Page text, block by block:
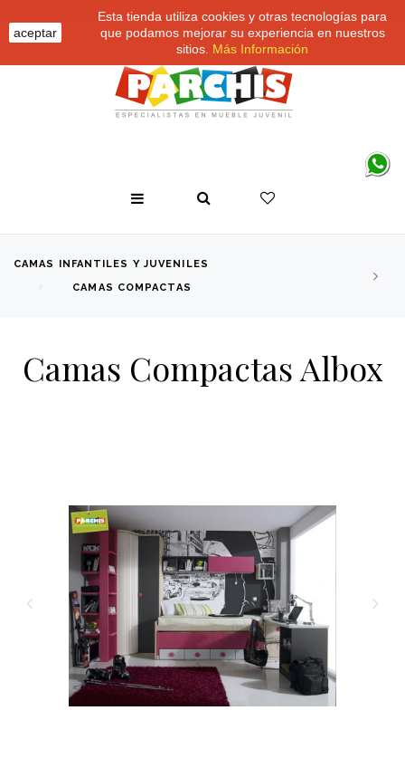
aceptar
Esta tienda utiliza cookies y otras tecnologías para
que podamos mejorar su experiencia en nuestros
sitios. Más Información
CAMAS INFANTILES Y JUVENILES
CAMAS COMPACTAS
Camas Compactas Albox